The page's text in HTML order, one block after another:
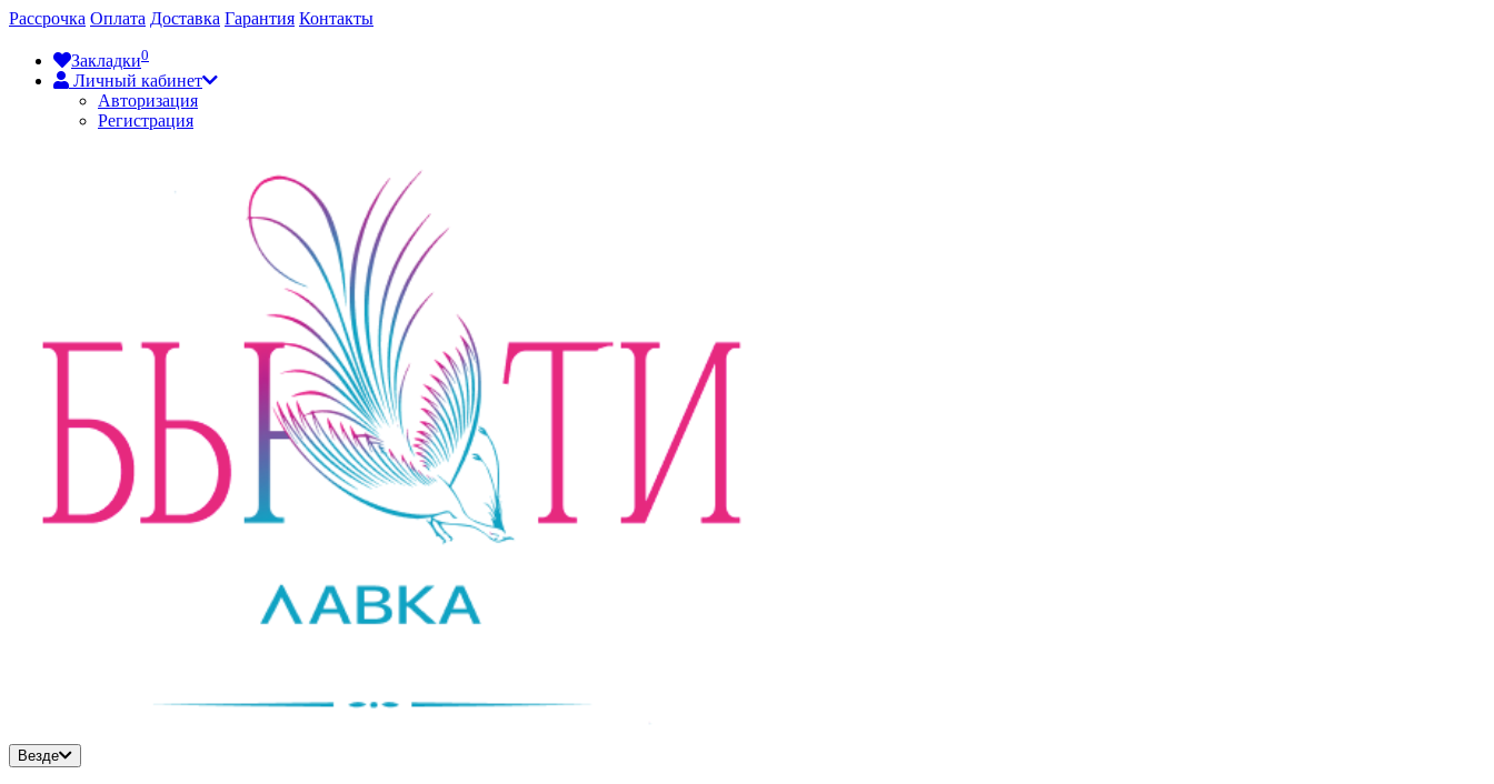
Рассрочка Оплата Доставка Гарантия Контакты
Закладки0
Личный кабинет
Авторизация
Регистрация
Везде